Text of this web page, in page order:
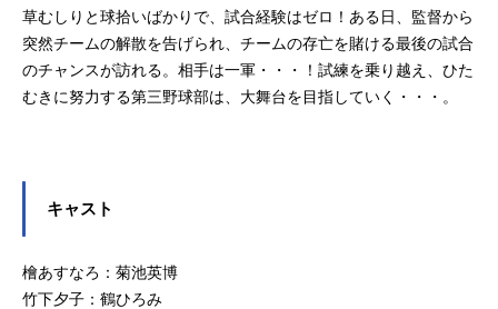
草むしりと球拾いばかりで、試合経験はゼロ！ある日、監督から
突然チームの解散を告げられ、チームの存亡を賭ける最後の試合
のチャンスが訪れる。相手は一軍・・・！試練を乗り越え、ひた
むきに努力する第三野球部は、大舞台を目指していく・・・。
キャスト
檜あすなろ：菊池英博
竹下夕子：鶴ひろみ